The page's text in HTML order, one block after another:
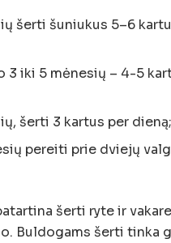
šerti šuniukus 5–6
3 iki 5 mėnesių – 4-5
šerti 3 kartus per dieną;
pereiti prie dviejų
šerti ryte ir
Buldogams šerti tinka